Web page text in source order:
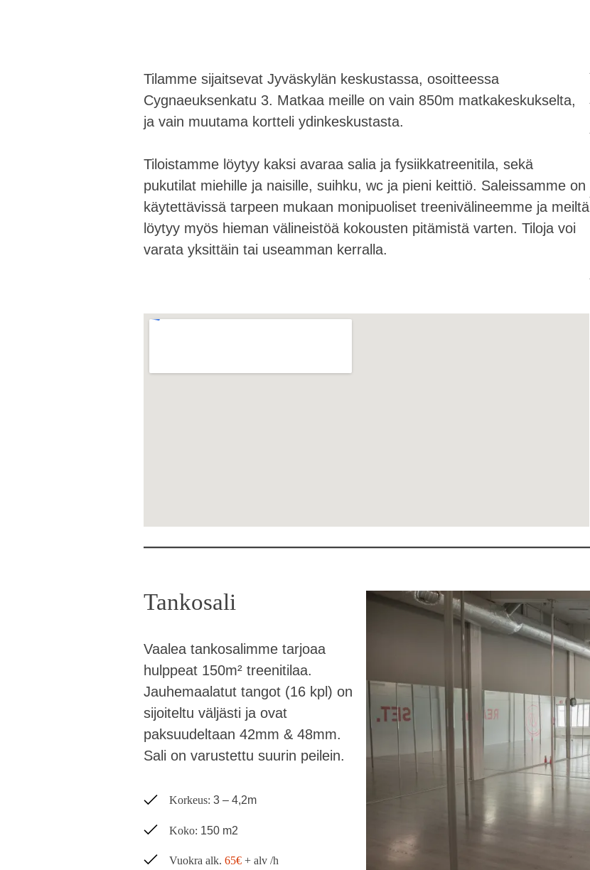
Tilamme sijaitsevat Jyväskylän keskustassa, osoitteessa
Cygnaeuksenkatu 3. Matkaa meille on vain 850m matkakeskukselta,
ja vain muutama kortteli ydinkeskustasta.
Tiloistamme löytyy kaksi avaraa salia ja fysiikkatreenitila, sekä
pukutilat miehille ja naisille, suihku, wc ja pieni keittiö. Saleissamme on
käytettävissä tarpeen mukaan monipuoliset treenivälineemme ja meiltä
löytyy myös hieman välineistöä kokousten pitämistä varten. Tiloja voi
varata yksittäin tai useamman kerralla.
Tankosali
Vaalea tankosalimme tarjoaa
hulppeat 150m² treenitilaa.
Jauhemaalatut tangot (16 kpl) on
sijoiteltu väljästi ja ovat
paksuudeltaan 42mm & 48mm.
Sali on varustettu suurin peilein.
Korkeus: 3 – 4,2m
Koko: 150 m2
Vuokra alk. 65€+ alv /h